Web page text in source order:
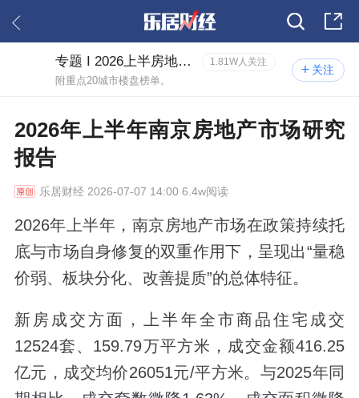
关注
专题 I 2026上半房地产市场研究报告 1.81W人关注
附重点20城市楼盘榜单。
2026年上半年南京房地产市场研究
报告
乐居财经2026-07-07 14:00 6.4w阅读
2026年上半年，南京房地产市场在政策持续托
底与市场自身修复的双重作用下，呈现出“量稳
价弱、板块分化、改善提质”的总体特征。
新房成交方面，上半年全市商品住宅成交
12524套、159.79万平方米，成交金额416.25
亿元，成交均价26051元/平方米。与2025年同